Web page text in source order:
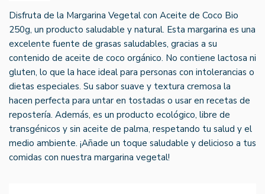
Disfruta de la Margarina Vegetal con Aceite de Coco Bio
250g, un producto saludable y natural. Esta margarina es una
excelente fuente de grasas saludables, gracias a su
contenido de aceite de coco orgánico. No contiene lactosa ni
gluten, lo que la hace ideal para personas con intolerancias o
dietas especiales. Su sabor suave y textura cremosa la
hacen perfecta para untar en tostadas o usar en recetas de
repostería. Además, es un producto ecológico, libre de
transgénicos y sin aceite de palma, respetando tu salud y el
medio ambiente. ¡Añade un toque saludable y delicioso a tus
comidas con nuestra margarina vegetal!